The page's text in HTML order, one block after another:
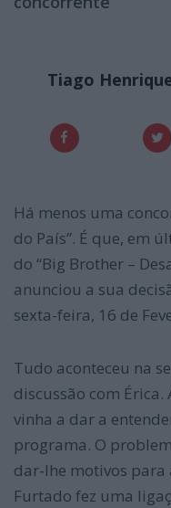
Tiago
Há menos uma
do País”. É que, em
do “Big Brother –
anunciou a sua
sexta-feira, 16 de
Tudo aconteceu na
discussão com
vinha a dar a
programa. O
dar-lhe motivos para
Furtado fez uma